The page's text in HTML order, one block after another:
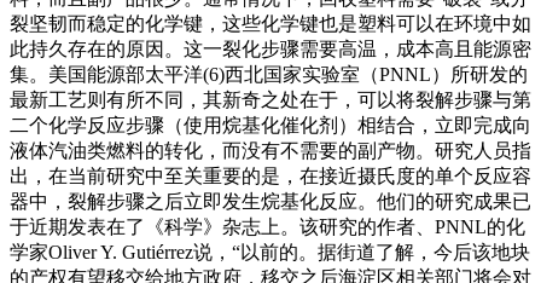
裂坚韧而稳定的化学键，这些化学键也是塑料可以在环境中如
此持久存在的原因。这一裂化步骤需要高温，成本高且能源密
集。美国能源部太平洋(6)西北国家实验室（PNNL）所研发的
最新工艺则有所不同，其新奇之处在于，可以将裂解步骤与第
二个化学反应步骤（使用烷基化催化剂）相结合，立即完成向
液体汽油类燃料的转化，而没有不需要的副产物。研究人员指
出，在当前研究中至关重要的是，在接近摄氏度的单个反应容
器中，裂解步骤之后立即发生烷基化反应。他们的研究成果已
于近期发表在了《科学》杂志上。该研究的作者、PNNL的化
学家Oliver Y. Gutiérrez说，“以前的。据街道了解，今后该地块
的产权有望移交给地方政府，移交之后海淀区相关部门将会对